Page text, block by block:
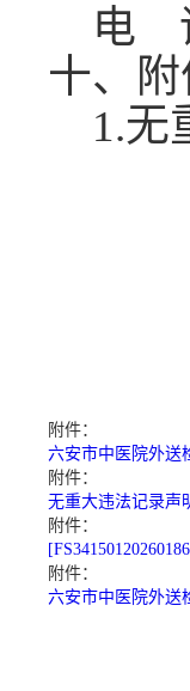
电
十、附
1.无
附件：
六安市中医院外送
附件：
无重大违法记录声
附件：
附件：
六安市中医院外